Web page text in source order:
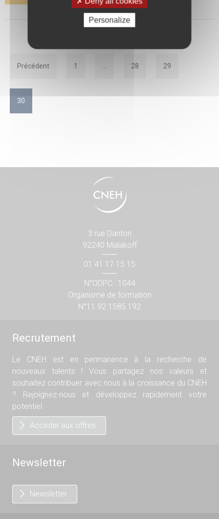
Précédent 1 28 29
30
3 rue Danton
92240 Malakoff
01 41 17 15 15
N°ODPC : 1044
Organisme de formation
N°11 92 1585 192
Recrutement
Le CNEH est en permanence à la recherche de
nouveaux talents ! Vous partagez nos valeurs et
souhaitez contribuer avec nous à la croissance du CNEH
? Rejoignez-nous et développez rapidement votre
potentiel.
Accéder aux offres
Newsletter
Newsletter
Personalize